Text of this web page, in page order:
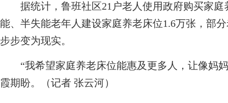
据统计，鲁班社区21户老人使用政府购买家庭
能、半失能老年人建设家庭养老床位1.6万张，部
步步变为现实。
“我希望家庭养老床位能惠及更多人，让像妈妈
霞期盼。（记者 张云河）